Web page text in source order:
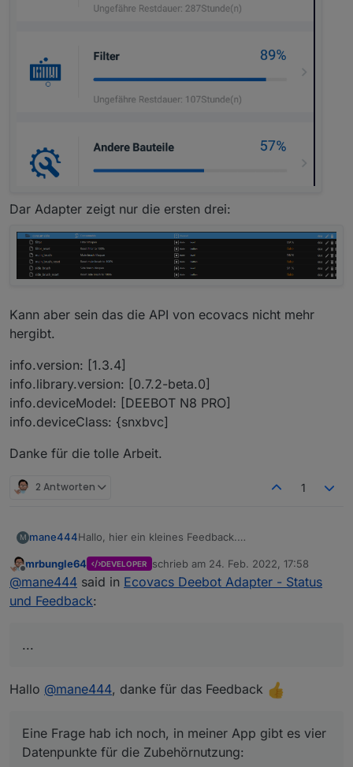
Dar Adapter zeigt nur die ersten drei:
Kann aber sein das die API von ecovacs nicht mehr
hergibt.
info.version: [1.3.4]
info.library.version: [0.7.2-beta.0]
info.deviceModel: [DEEBOT N8 PRO]
info.deviceClass: {snxbvc]
Danke für die tolle Arbeit.
2 Antworten 1
M mane444Hallo, hier ein kleines Feedback.
Adapter für die Statusanzeigen in der VIS.
Zeitgesteuerte Reinigung ist momentan nicht
geplant. Was ich noch umsetzen möchte ist das
Kann aber sein das die API von ecovacs nicht mehr
hergibt.
info.version: [1.3.4]
mrbungle64 DEVELOPER schrieb am 24. Feb. 2022, 17:58
zuletzt editiert von
@mane444 said in Ecovacs Deebot Adapter - Status
und Feedback:
...
Hallo @mane444, danke für das Feedback
Eine Frage hab ich noch, in meiner App gibt es vier
Datenpunkte für die Zubehörnutzung: